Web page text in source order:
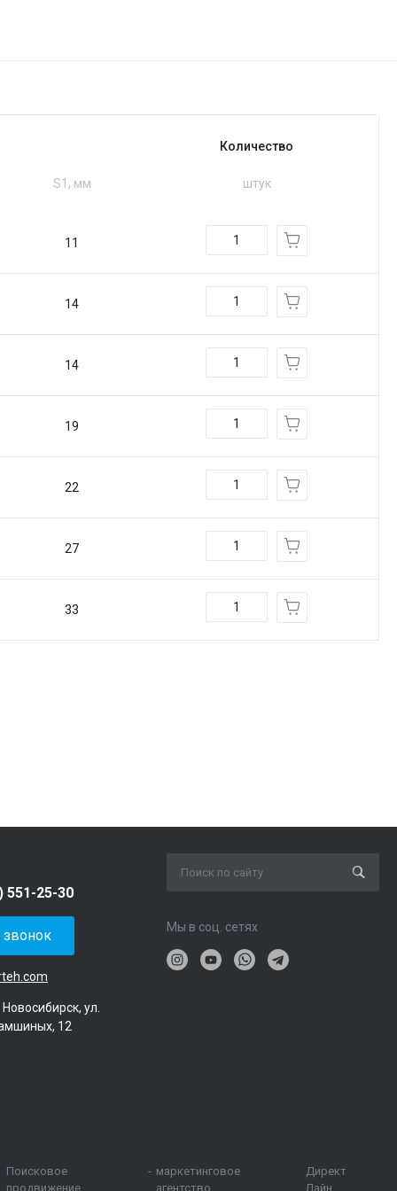
Количество
S1, мм штук
11
14
14
19
22
27
33
551-25-30
звонок
Новосибирск, ул.
12
Мы в соц. сетях
Поисковое
продвижение
- маркетинговое
агентство
Директ
Лайн